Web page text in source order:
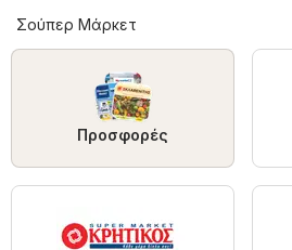
Σούπερ Μάρκετ
Προσφορές